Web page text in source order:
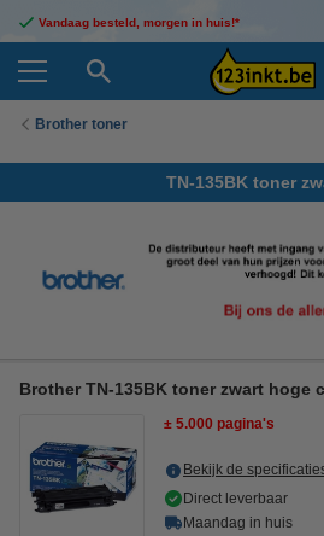
Vandaag besteld, morgen in huis!*
Brother toner
TN-135BK toner
Brother TN-135BK toner zwart hoge
± 5.000 pagina's
Bekijk de
Direct leverbaar
Maandag in huis